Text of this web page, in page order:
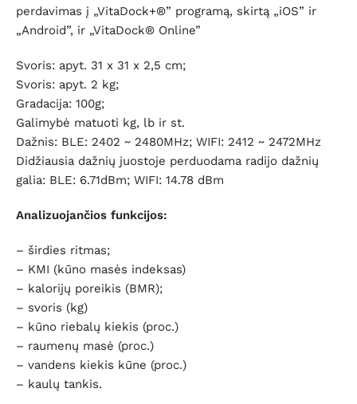
perdavimas į „VitaDock+®” programą, skirtą „iOS” ir
„Android”, ir „VitaDock® Online”
Svoris: apyt. 31 x 31 x 2,5 cm;
Svoris: apyt. 2 kg;
Gradacija: 100g;
Galimybė matuoti kg, lb ir st.
Dažnis: BLE: 2402 ~ 2480MHz; WIFI: 2412 ~ 2472MHz
Didžiausia dažnių juostoje perduodama radijo dažnių
galia: BLE: 6.71dBm; WIFI: 14.78 dBm
Analizuojančios funkcijos:
– širdies ritmas;
– KMI (kūno masės indeksas)
– kalorijų poreikis (BMR);
– svoris (kg)
– kūno riebalų kiekis (proc.)
– raumenų masė (proc.)
– vandens kiekis kūne (proc.)
– kaulų tankis.